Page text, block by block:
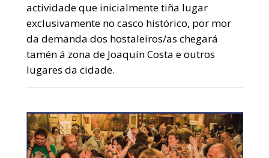
actividade que inicialmente tiña lugar
exclusivamente no casco histórico, por mor
da demanda dos hostaleiros/as chegará
tamén á zona de Joaquín Costa e outros
lugares da cidade.